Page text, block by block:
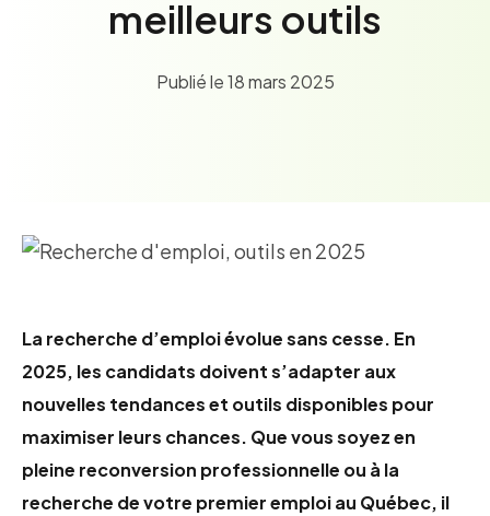
Service à la clientèle
Blogue
Thématiques
Compétences professionnelles
Employabilité renforcée
Équilibre travail-vie personnelle
Inclusion et intégration
Leadership et gestion
Apprentissage par l’action
meilleurs outils
Publié le 18 mars 2025
La recherche d’emploi évolue sans cesse. En
2025, les candidats doivent s’adapter aux
nouvelles tendances et outils disponibles pour
maximiser leurs chances. Que vous soyez en
pleine reconversion professionnelle ou à la
recherche de votre premier emploi au Québec, il